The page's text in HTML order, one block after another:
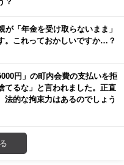
が「年金を受け取らないまま」
。これっておかしいですか…？
円」の町内会費の支払いを拒
てるな」と言われました。正直
法的な拘束力はあるのでしょう